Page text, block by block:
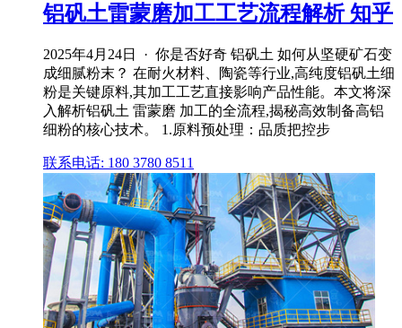
铝矾土雷蒙磨加工工艺流程解析 知乎
2025年4月24日 · 你是否好奇 铝矾土 如何从坚硬矿石变
成细腻粉末？ 在耐火材料、陶瓷等行业,高纯度铝矾土细
粉是关键原料,其加工工艺直接影响产品性能。本文将深
入解析铝矾土 雷蒙磨 加工的全流程,揭秘高效制备高铝
细粉的核心技术。 1.原料预处理：品质把控步
联系电话: 180 3780 8511